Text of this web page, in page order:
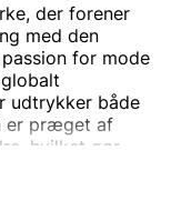
der forener
med den
for mode
udtrykker både
er præget af
hvilket gør
er en livsstil.